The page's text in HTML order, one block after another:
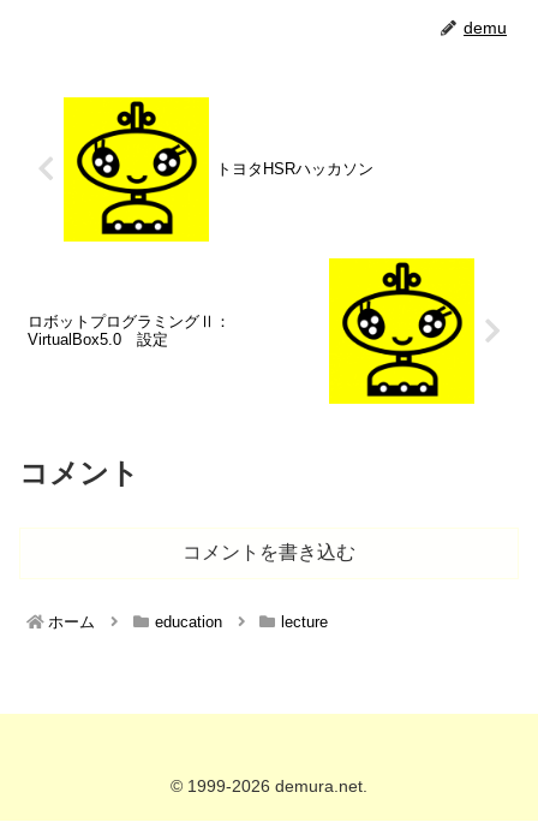
demu
トヨタHSRハッカソン
ロボットプログラミングⅡ：
VirtualBox5.0 設定
コメント
コメントを書き込む
ホーム education lecture
© 1999-2026 demura.net.